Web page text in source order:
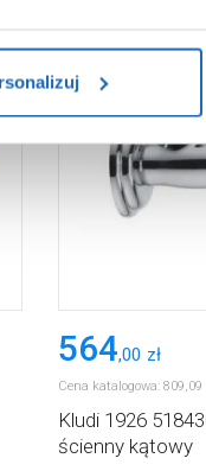
kliknij „Ustawienia
564,00 zł
Cena katalogowa: 809,09
Kludi 1926
ścienny kątowy